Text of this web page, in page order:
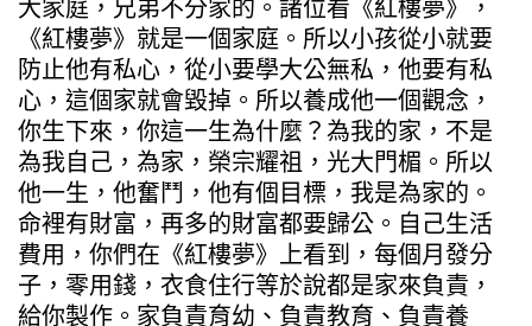
大家庭，兄弟不分家的。諸位看《紅樓夢》，
《紅樓夢》就是一個家庭。所以小孩從小就要
防止他有私心，從小要學大公無私，他要有私
心，這個家就會毀掉。所以養成他一個觀念，
你生下來，你這一生為什麼？為我的家，不是
為我自己，為家，榮宗耀祖，光大門楣。所以
他一生，他奮鬥，他有個目標，我是為家的。
命裡有財富，再多的財富都要歸公。自己生活
費用，你們在《紅樓夢》上看到，每個月發分
子，零用錢，衣食住行等於說都是家來負責，
給你製作。家負責育幼、負責教育、負責養